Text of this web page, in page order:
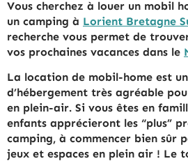
Vous cherchez à louer un mobil
un camping à Lorient Bretagne
recherche vous permet de
vos prochaines vacances dans le
La location de mobil-home est
d’hébergement très agréable
en plein-air. Si vous êtes en
enfants apprécieront les “plus”
camping, à commencer bien sûr
jeux et espaces en plein air ! Le